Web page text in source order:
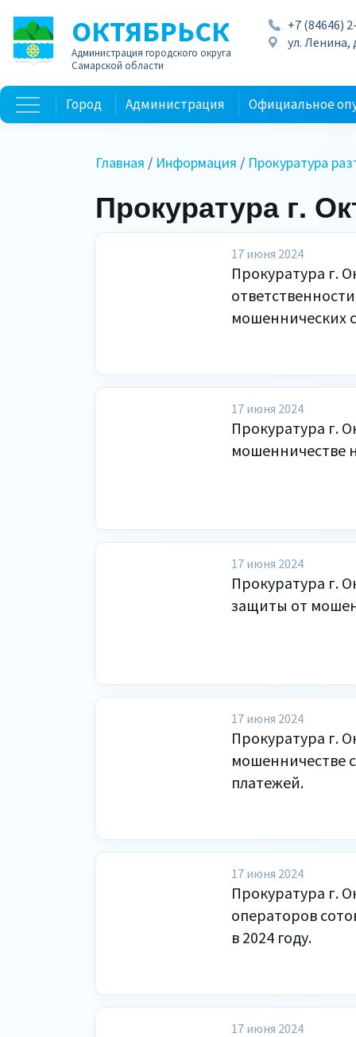
ОКТЯБРЬСК
Администрация городского округа
Самарской области
+7 (84646)
ул. Ленина,
Город Администрация Официальное
Главная / Информация / Прокуратура
Прокуратура г.
17 июня 2024
Прокуратура г.
мошеннических
17 июня 2024
Прокуратура г.
мошенничестве
17 июня 2024
Прокуратура г.
защиты от
17 июня 2024
Прокуратура г.
мошенничестве
платежей.
17 июня 2024
Прокуратура г.
операторов
в 2024 году.
17 июня 2024